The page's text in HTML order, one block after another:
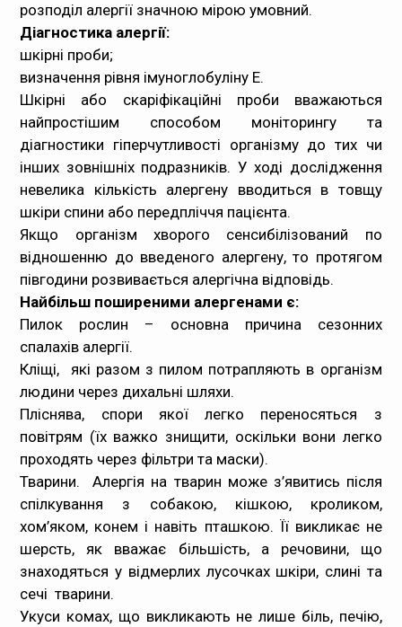
розподіл алергії значною мірою умовний.
Діагностика алергії:
шкірні проби;
визначення рівня імуноглобуліну Е.
Шкірні або скаріфікаційні проби вважаються
найпростішим способом моніторингу та
діагностики гіперчутливості організму до тих чи
інших зовнішніх подразників. У ході дослідження
невелика кількість алергену вводиться в товщу
шкіри спини або передпліччя пацієнта.
Якщо організм хворого сенсибілізований по
відношенню до введеного алергену, то протягом
півгодини розвивається алергічна відповідь.
Найбільш поширеними алергенами є:
Пилок рослин – основна причина сезонних
спалахів алергії.
Кліщі, які разом з пилом потрапляють в організм
людини через дихальні шляхи.
Пліснява, спори якої легко переносяться з
повітрям (їх важко знищити, оскільки вони легко
проходять через фільтри та маски).
Тварини. Алергія на тварин може з’явитись після
спілкування з собакою, кішкою, кроликом,
хом’яком, конем і навіть пташкою. Її викликає не
шерсть, як вважає більшість, а речовини, що
знаходяться у відмерлих лусочках шкіри, слині та
сечі тварини.
Укуси комах, що викликають не лише біль, печію,